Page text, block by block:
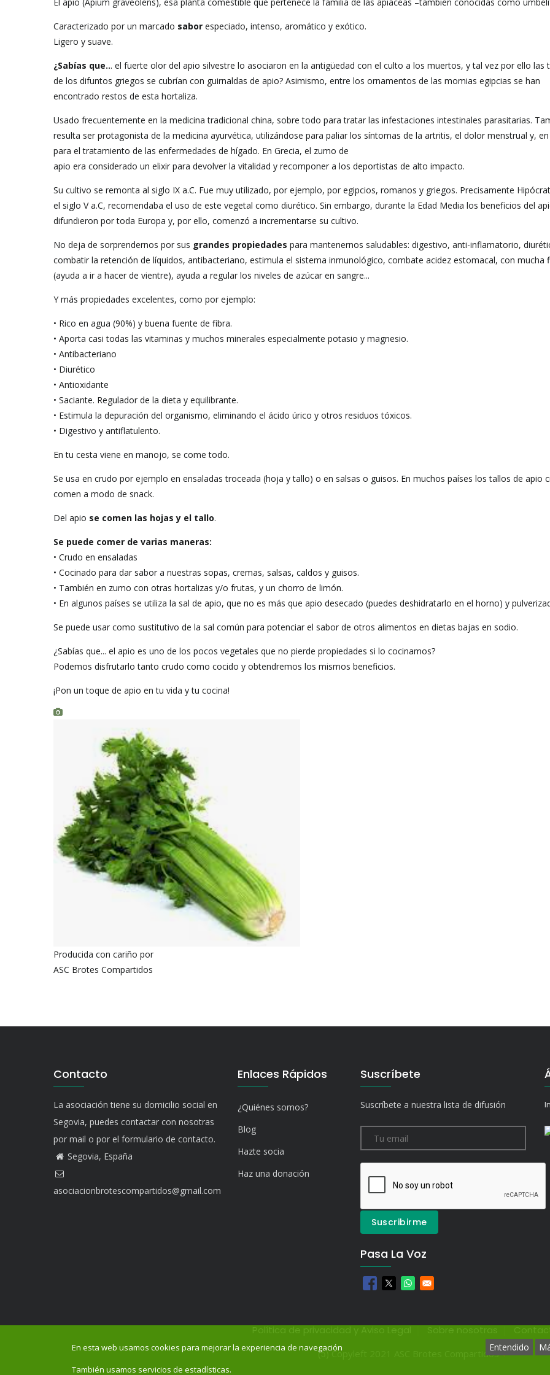
La
El apio (Apium graveolens), esa planta comestible que pertenece la familia de las apiáceas –también conocidas como
Caracterizado por un marcado sabor especiado, intenso, aromático y exótico.
Ligero y suave.
¿Sabías que... el fuerte olor del apio silvestre lo asociaron en la antigüedad con el culto a los muertos, y tal vez por ello las
de los difuntos griegos se cubrían con guirnaldas de apio? Asimismo, entre los ornamentos de las momias egipcias se han
encontrado restos de esta hortaliza.
Usado frecuentemente en la medicina tradicional china, sobre todo para tratar las infestaciones intestinales parasitarias.
resulta ser protagonista de la medicina ayurvética, utilizándose para paliar los síntomas de la artritis, el dolor menstrual y,
para el tratamiento de las enfermedades de hígado. En Grecia, el zumo de
apio era considerado un elixir para devolver la vitalidad y recomponer a los deportistas de alto impacto.
Su cultivo se remonta al siglo IX a.C. Fue muy utilizado, por ejemplo, por egipcios, romanos y griegos. Precisamente
el siglo V a.C, recomendaba el uso de este vegetal como diurético. Sin embargo, durante la Edad Media los beneficios del
difundieron por toda Europa y, por ello, comenzó a incrementarse su cultivo.
No deja de sorprendernos por sus grandes propiedades para mantenernos saludables: digestivo, anti-inflamatorio,
combatir la retención de líquidos, antibacteriano, estimula el sistema inmunológico, combate acidez estomacal, con mucha
(ayuda a ir a hacer de vientre), ayuda a regular los niveles de azúcar en sangre...
Y más propiedades excelentes, como por ejemplo:
• Rico en agua (90%) y buena fuente de fibra.
• Aporta casi todas las vitaminas y muchos minerales especialmente potasio y magnesio.
• Antibacteriano
• Diurético
• Antioxidante
• Saciante. Regulador de la dieta y equilibrante.
• Estimula la depuración del organismo, eliminando el ácido úrico y otros residuos tóxicos.
• Digestivo y antiflatulento.
En tu cesta viene en manojo, se come todo.
Se usa en crudo por ejemplo en ensaladas troceada (hoja y tallo) o en salsas o guisos. En muchos países los tallos de apio
comen a modo de snack.
Del apio se comen las hojas y el tallo.
Se puede comer de varias maneras:
• Crudo en ensaladas
• Cocinado para dar sabor a nuestras sopas, cremas, salsas, caldos y guisos.
• También en zumo con otras hortalizas y/o frutas, y un chorro de limón.
• En algunos países se utiliza la sal de apio, que no es más que apio desecado (puedes deshidratarlo en el horno) y
Se puede usar como sustitutivo de la sal común para potenciar el sabor de otros alimentos en dietas bajas en sodio.
¿Sabías que... el apio es uno de los pocos vegetales que no pierde propiedades si lo cocinamos?
Podemos disfrutarlo tanto crudo como cocido y obtendremos los mismos beneficios.
¡Pon un toque de apio en tu vida y tu cocina!
Producida con cariño por
ASC Brotes Compartidos
Contacto
La asociación tiene su domicilio social en
Segovia, puedes contactar con nosotras
por mail o por el formulario de contacto.
Segovia, España
asociacionbrotescompartidos@gmail.com
Enlaces Rápidos
¿Quiénes somos?
Blog
Hazte socia
Haz una donación
Suscríbete
Suscríbete a nuestra lista de difusión
Pasa La Voz
(ɔ) Copyleft 2021 ASC Brotes Compartidos♥
En esta web usamos cookies para mejorar la experiencia de navegación
También usamos servicios de estadísticas.
Entendido